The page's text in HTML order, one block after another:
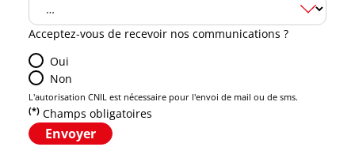
Acceptez-vous de recevoir nos communications ?
Oui
Non
L'autorisation CNIL est nécessaire pour l'envoi de mail ou de sms.
(*) Champs obligatoires
Envoyer